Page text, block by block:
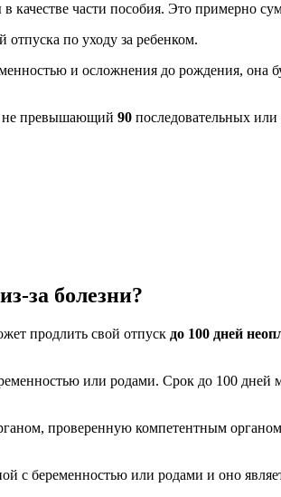
части пособия. Это примерно
по уходу за ребенком.
и осложнения до рождения, она
не превышающий 90 последовательных
за болезни?
продлить свой отпуск до 100 дней
или родами. Срок до 100
проверенную компетентным
с беременностью или родами и оно